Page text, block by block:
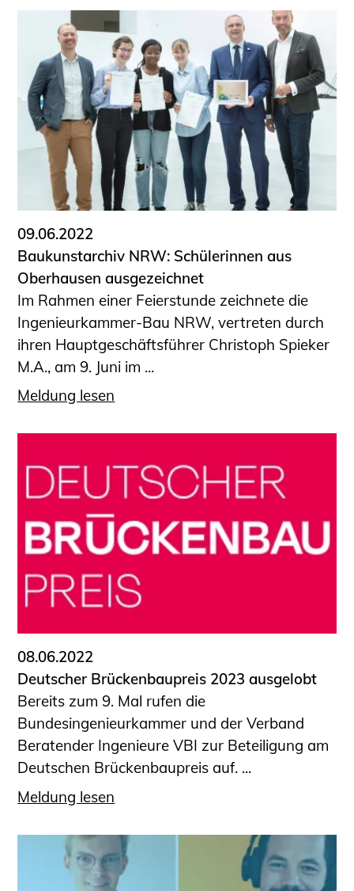
09.06.2022
Baukunstarchiv NRW: Schülerinnen aus
Oberhausen ausgezeichnet
Im Rahmen einer Feierstunde zeichnete die
Ingenieurkammer-Bau NRW, vertreten durch
ihren Hauptgeschäftsführer Christoph Spieker
M.A., am 9. Juni im ...
Meldung lesen
08.06.2022
Deutscher Brückenbaupreis 2023 ausgelobt
Bereits zum 9. Mal rufen die
Bundesingenieurkammer und der Verband
Beratender Ingenieure VBI zur Beteiligung am
Deutschen Brückenbaupreis auf. ...
Meldung lesen